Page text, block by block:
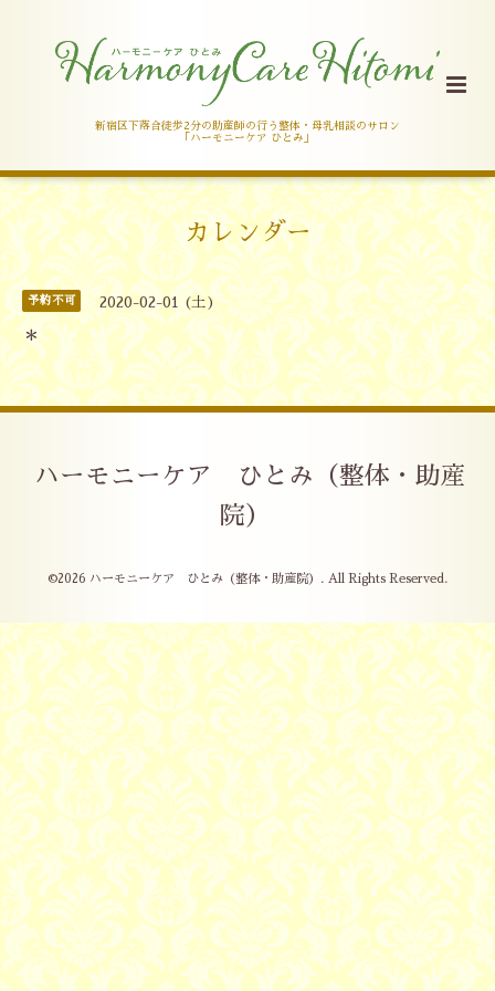
新宿区下落合徒歩2分の助産師の行う整体・母乳相談のサロン
「ハーモニーケア ひとみ」
カレンダー
予約不可 2020-02-01 (土)
＊
ハーモニーケア ひとみ（整体・助産
院）
©2026 ハーモニーケア ひとみ（整体・助産院） . All Rights Reserved.